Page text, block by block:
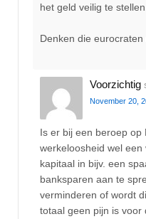
het geld veilig te stellen.
Denken die
Voorzichtig
November 20,
Is er bij een beroep op
werkeloosheid wel
kapitaal in bijv. een
banksparen aan te
verminderen of wordt
totaal geen pijn is voor